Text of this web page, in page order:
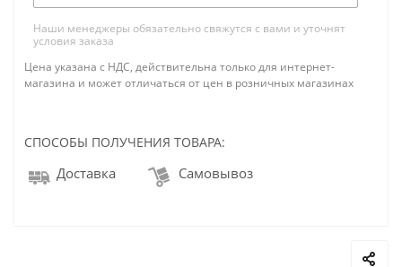
Наши менеджеры обязательно свяжутся с вами и уточнят
условия заказа
Цена указана с НДС, действительна только для интернет-
магазина и может отличаться от цен в розничных магазинах
СПОСОБЫ ПОЛУЧЕНИЯ ТОВАРА:
Доставка Самовывоз